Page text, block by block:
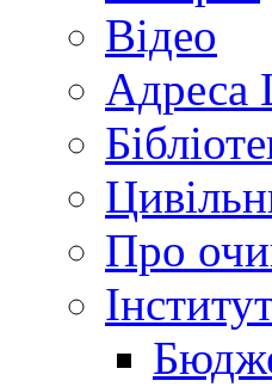
Відео
Адреса
Про